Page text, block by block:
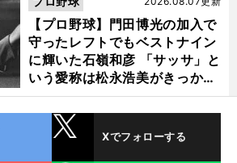
【プロ野球】門田博光の加入で
守ったレフトでもベストナイン
に輝いた石嶺和彦 「サッサ」と
いう愛称は松永浩美がきっか
け？
Xでフォローする